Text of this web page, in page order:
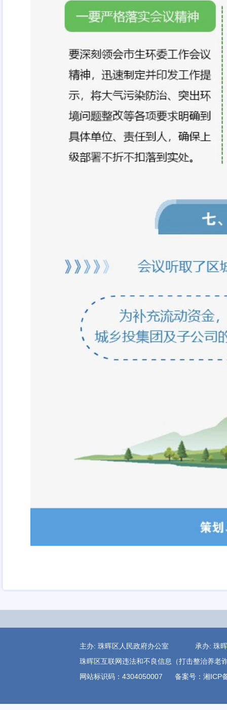
主办: 珠晖区人民政府办公室 承办:
珠晖区互联网违法和不良信息（打击整治养
网站标识码：4304050007
备案号：湘ICP